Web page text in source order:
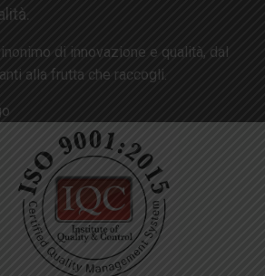
di innovazione e qualità, dal
alla frutta che raccogli.